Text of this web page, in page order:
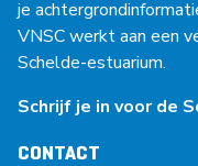
je
VNSC werkt aan een
Schelde-estuarium.
Schrijf je in voor de
CONTACT